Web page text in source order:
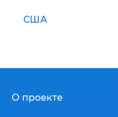
США
О проекте